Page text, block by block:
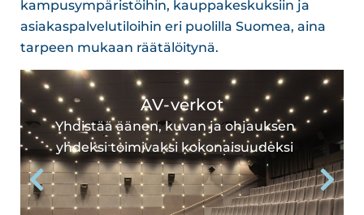
kampusympäristöihin, kauppakeskuksiin ja
asiakaspalvelutiloihin eri puolilla Suomea, aina
tarpeen mukaan räätälöitynä.
AV-verkot
Yhdistää äänen, kuvan ja ohjauksen
yhdeksi toimivaksi kokonaisuudeksi